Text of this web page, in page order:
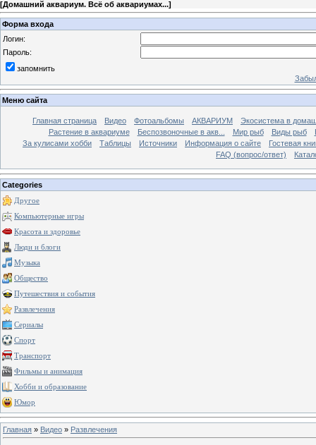
[Домашний аквариум. Всё об аквариумах...]
Форма входа
Логин:
Пароль:
запомнить
Меню сайта
Главная страница Видео Фотоальбомы АКВАРИУМ
Экосистема в
Растение в аквариуме
Беспозвоночные в акв... Мир рыб Виды рыб
За кулисами хобби
Таблицы Источники Информация о сайте
Гостевая
FAQ (вопрос/ответ)
Categories
Другое
Компьютерные игры
Красота и здоровье
Люди и блоги
Музыка
Общество
Путешествия и события
Развлечения
Сериалы
Спорт
Транспорт
Фильмы и анимация
Хобби и образование
Юмор
Главная » Видео » Развлечения